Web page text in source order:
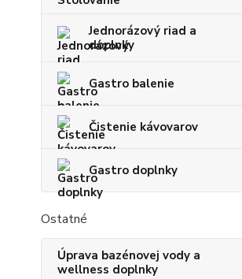
Jednorázový riad a
doplnky
Gastro balenie
Čistenie kávovarov
Gastro doplnky
Ostatné
Úprava bazénovej vody a
wellness doplnky